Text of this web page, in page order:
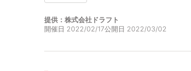
提供：株式会社ドラフト
開催日 2022/02/17公開日 2022/03/02